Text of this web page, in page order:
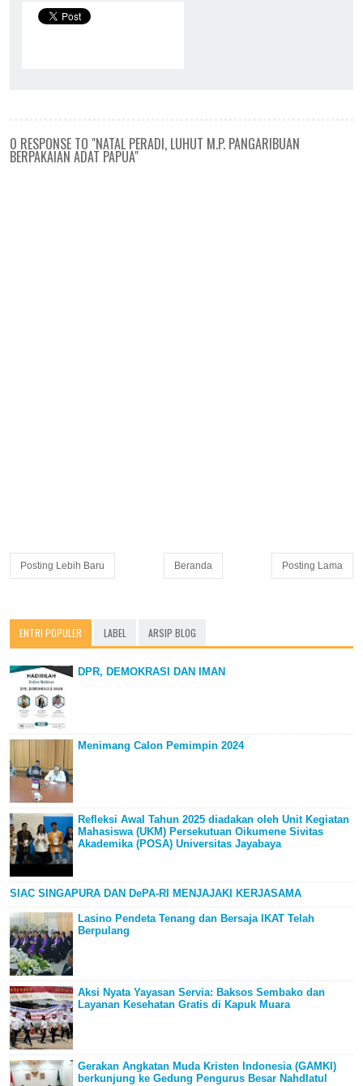
0 RESPONSE TO "NATAL PERADI, LUHUT M.P. PANGARIBUAN
BERPAKAIAN ADAT PAPUA"
Posting Lebih Baru Posting Lama
Beranda
ENTRI POPULER LABEL ARSIP BLOG
DPR, DEMOKRASI DAN IMAN
Menimang Calon Pemimpin 2024
Refleksi Awal Tahun 2025 diadakan oleh Unit Kegiatan
Mahasiswa (UKM) Persekutuan Oikumene Sivitas
Akademika (POSA) Universitas Jayabaya
SIAC SINGAPURA DAN DePA-RI MENJAJAKI KERJASAMA
Lasino Pendeta Tenang dan Bersaja IKAT Telah
Berpulang
Aksi Nyata Yayasan Servia: Baksos Sembako dan
Layanan Kesehatan Gratis di Kapuk Muara
Gerakan Angkatan Muda Kristen Indonesia (GAMKI)
berkunjung ke Gedung Pengurus Besar Nahdlatul